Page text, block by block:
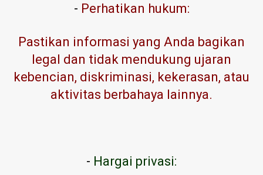
- Perhatikan hukum:
Pastikan informasi yang Anda bagikan
legal dan tidak mendukung ujaran
kebencian, diskriminasi, kekerasan, atau
aktivitas berbahaya lainnya.
- Hargai privasi: